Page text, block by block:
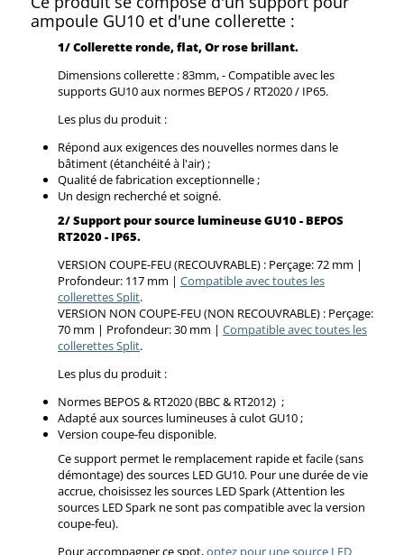
ampoule GU10 et d'une collerette :
1/ Collerette ronde, flat, Or rose brillant.
Dimensions collerette : 83mm, - Compatible avec les
supports GU10 aux normes BEPOS / RT2020 / IP65.
Les plus du produit :
Répond aux exigences des nouvelles normes dans le
bâtiment (étanchéité à l'air) ;
Qualité de fabrication exceptionnelle ;
Un design recherché et soigné.
2/Support pour source lumineuse GU10 - BEPOS
RT2020 - IP65.
VERSION COUPE-FEU (RECOUVRABLE) : Perçage: 72 mm |
Profondeur: 117 mm | Compatible avec toutes les
collerettes Split.
VERSION NON COUPE-FEU (NON RECOUVRABLE) : Perçage:
70 mm | Profondeur: 30 mm | Compatible avec toutes les
collerettes Split.
Les plus du produit :
Normes BEPOS & RT2020 (BBC & RT2012) ;
Adapté aux sources lumineuses à culot GU10 ;
Version coupe-feu disponible.
Ce support permet le remplacement rapide et facile (sans
démontage) des sources LED GU10. Pour une durée de vie
accrue, choisissez les sources LED Spark (Attention les
sources LED Spark ne sont pas compatible avec la version
coupe-feu).
Pour accompagner ce spot,optez pour une source LED